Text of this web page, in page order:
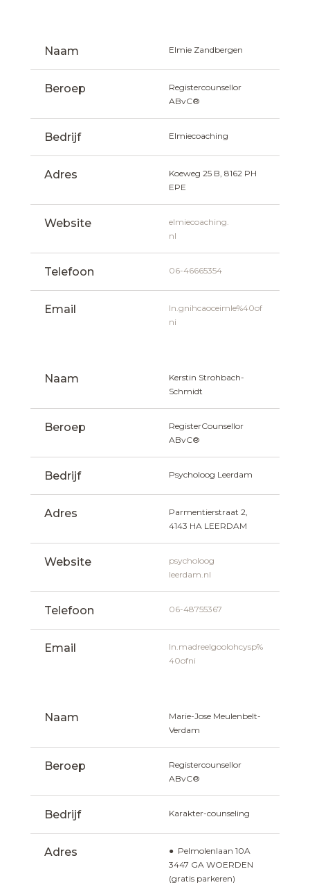
Naam Elmie Zandbergen
Beroep
Registercounsellor
ABvC®
Bedrijf Elmiecoaching
Adres
Koeweg 25 B, 8162 PH
EPE
Website
elmiecoaching.
nl
Telefoon 06-46665354
Email
ln.gnihcaoceimle%40of
ni
Naam
Kerstin Strohbach-
Schmidt
Beroep
RegisterCounsellor
ABvC®
Bedrijf Psycholoog Leerdam
Adres
Parmentierstraat 2,
4143 HA LEERDAM
Website
psycholoog
leerdam.nl
Telefoon 06-48755367
Email
ln.madreelgoolohcysp%
40ofni
Naam
Marie-Jose Meulenbelt-
Verdam
Beroep
Registercounsellor
ABvC®
Bedrijf Karakter-counseling
Adres
● Pelmolenlaan 10A
3447 GA WOERDEN
(gratis parkeren)